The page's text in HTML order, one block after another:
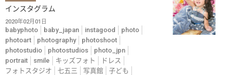
インスタグラム
2020年02月01日
babyphoto baby_japan instagood
photo
photoart
photography
photoshoot
photostudio
photostudios
photo_jpn
portrait
smile キッズフォト
ドレス
フォトスタジオ
七五三 写真館
子ども